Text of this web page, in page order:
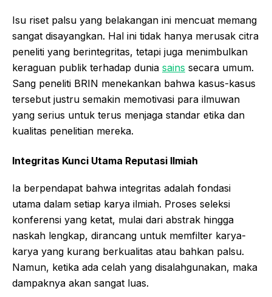
Isu riset palsu yang belakangan ini mencuat memang
sangat disayangkan. Hal ini tidak hanya merusak citra
peneliti yang berintegritas, tetapi juga menimbulkan
keraguan publik terhadap dunia sains secara umum.
Sang peneliti BRIN menekankan bahwa kasus-kasus
tersebut justru semakin memotivasi para ilmuwan
yang serius untuk terus menjaga standar etika dan
kualitas penelitian mereka.
Integritas Kunci Utama Reputasi Ilmiah
Ia berpendapat bahwa integritas adalah fondasi
utama dalam setiap karya ilmiah. Proses seleksi
konferensi yang ketat, mulai dari abstrak hingga
naskah lengkap, dirancang untuk memfilter karya-
karya yang kurang berkualitas atau bahkan palsu.
Namun, ketika ada celah yang disalahgunakan, maka
dampaknya akan sangat luas.